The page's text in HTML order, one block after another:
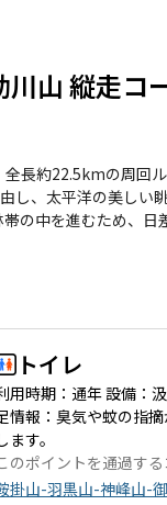
れます。 周辺には、神峰公
桜が楽しめるため、
うな道や、静けさの
山 縦走コ
長約22.5kmの周回
の美しい眺望を堪能で
の中を進むため、
を与えます。さらに
急坂や岩場もある
ュにぴったりです。
の美しさと心地よい
トイレ
用時期：通年 設備：
情報：臭気や蚊の指
ます。
のポイントを通過する
掛山-羽黒山-神峰山-